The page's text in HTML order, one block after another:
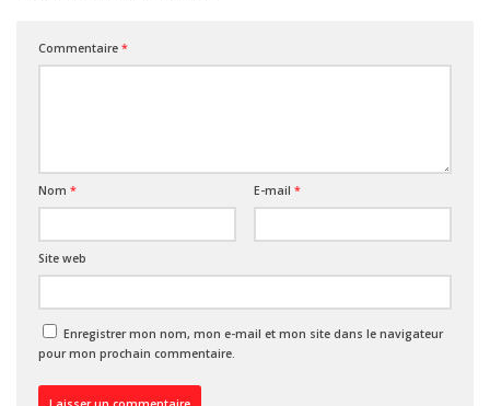
Commentaire *
Nom * E-mail *
Site web
Enregistrer mon nom, mon e-mail et mon site dans le navigateur
pour mon prochain commentaire.